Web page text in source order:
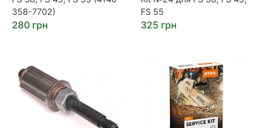
358-7702)
280 грн
FS 55
325 грн